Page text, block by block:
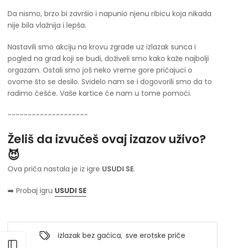
Da nismo, brzo bi završio i napunio njenu ribicu koja nikada
nije bila vlažnija i lepša.
Nastavili smo akciju na krovu zgrade uz izlazak sunca i
pogled na grad koji se budi, doživeli smo kako kaže najbolji
orgazam. Ostali smo još neko vreme gore pričajuci o
ovome što se desilo. Svidelo nam se i dogovorili smo da to
radimo češće. Vaše kartice će nam u tome pomoći.
--------------------
Želiš da izvučeš ovaj izazov uživo?
😈
Ova priča nastala je iz igre USUDI SE.
➡️ Probaj igru USUDI SE
izlazak bez gaćica, sve erotske priče